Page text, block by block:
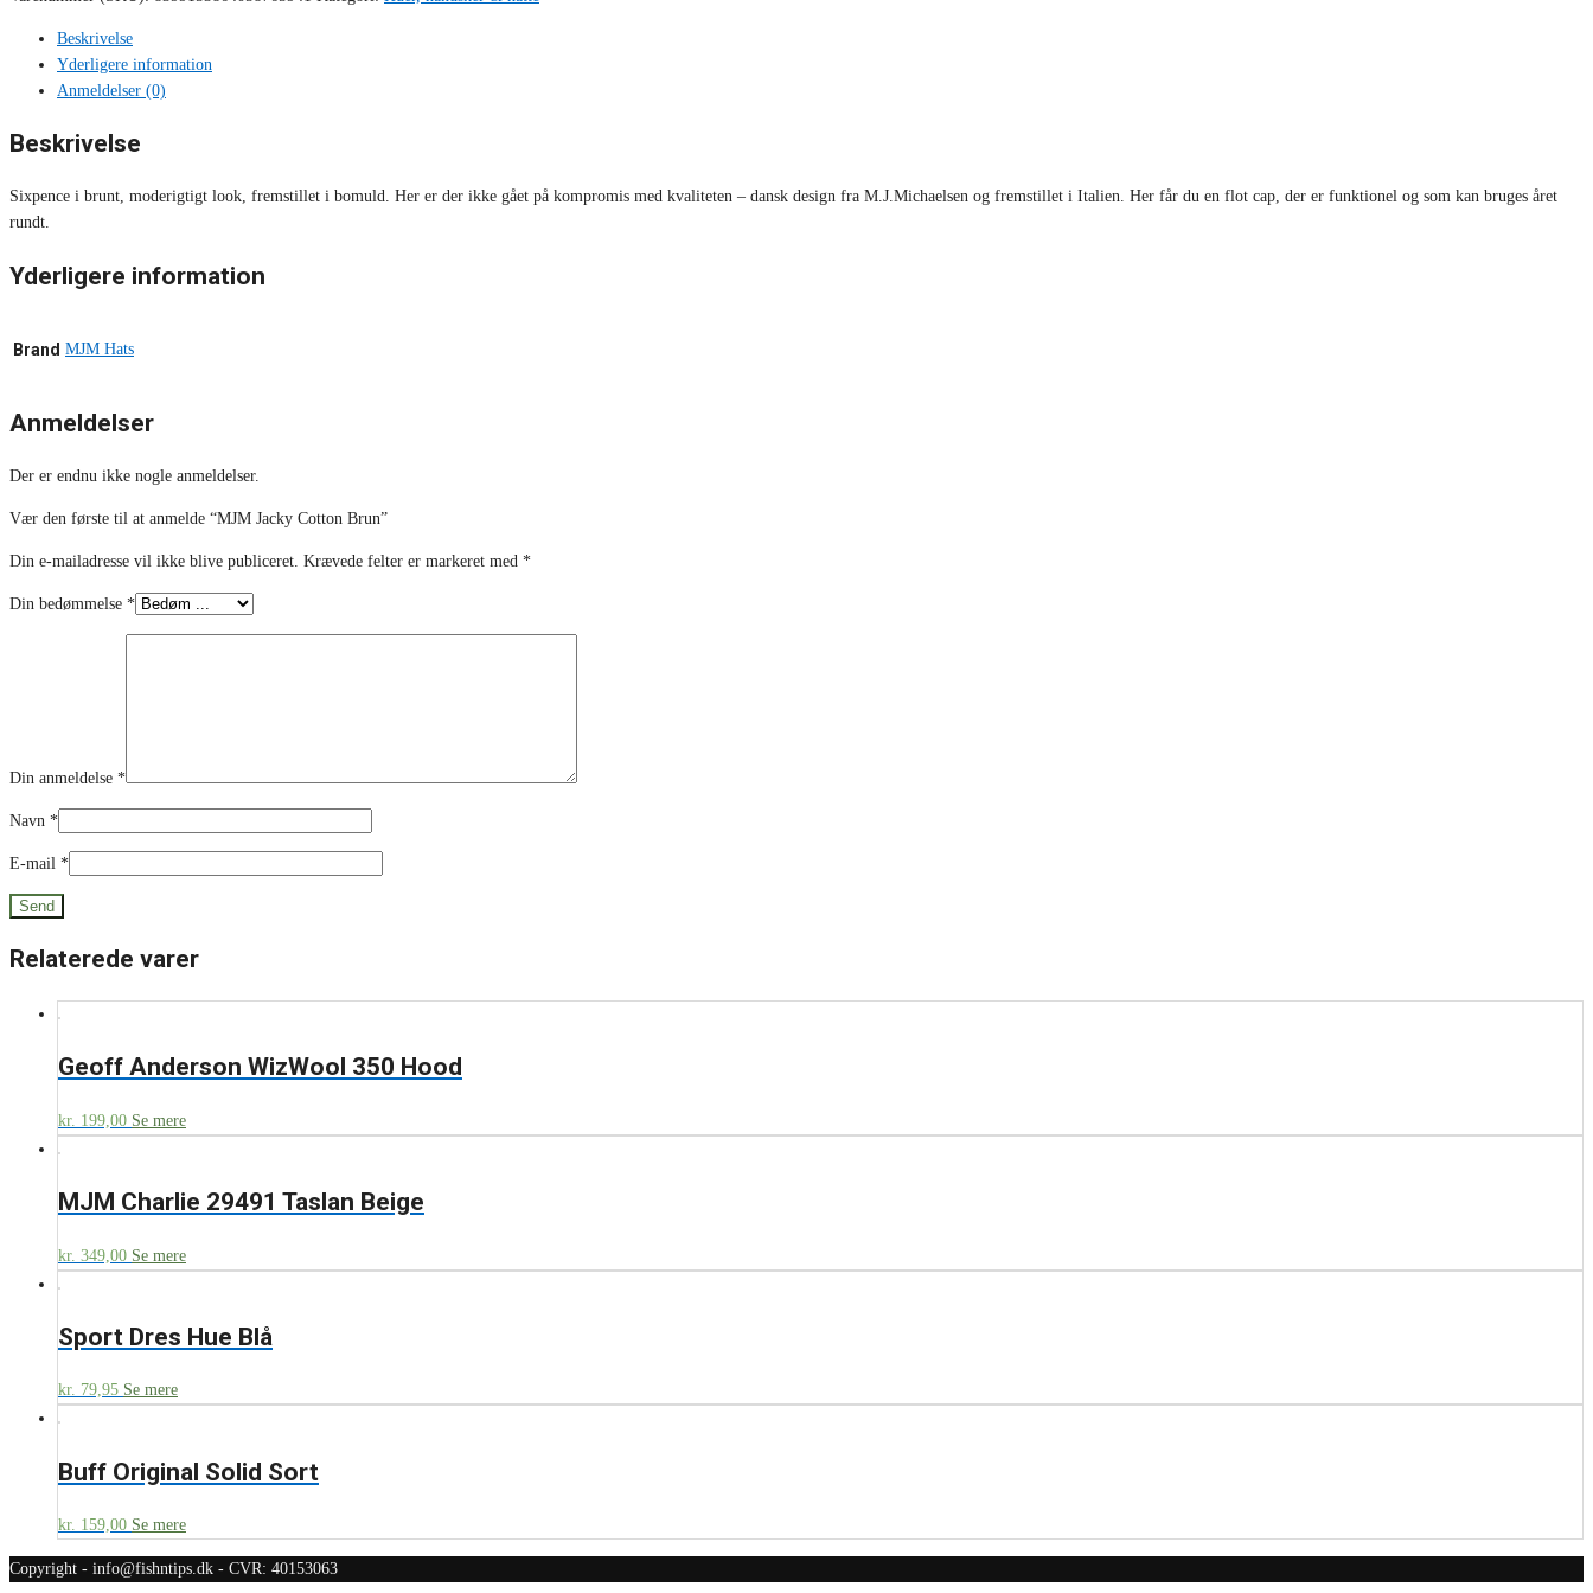
Beskrivelse
Yderligere information
Anmeldelser (0)
Beskrivelse
Sixpence i brunt, moderigtigt look, fremstillet i bomuld. Her er der ikke gået på kompromis med kvaliteten – dansk design fra M.J.Michaelsen og fremstillet i Italien. Her får du en flot cap, der er funktionel og som kan bruges året
rundt.
Yderligere information
Brand MJM Hats
Anmeldelser
Der er endnu ikke nogle anmeldelser.
Vær den første til at anmelde “MJM Jacky Cotton Brun”
Din e-mailadresse vil ikke blive publiceret. Krævede felter er markeret med *
Din bedømmelse *
Din anmeldelse *
Navn *
E-mail *
Relaterede varer
Geoff Anderson WizWool 350 Hood
kr. 199,00 Se mere
MJM Charlie 29491 Taslan Beige
kr. 349,00 Se mere
Sport Dres Hue Blå
kr. 79,95 Se mere
Buff Original Solid Sort
kr. 159,00 Se mere
Copyright - info@fishntips.dk - CVR: 40153063